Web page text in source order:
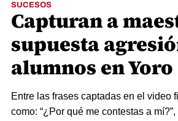
SUCESOS
Capturan a
supuesta
alumnos en Yoro
Entre las frases captadas en el video
como: “¿Por qué me contestas a mí?”,